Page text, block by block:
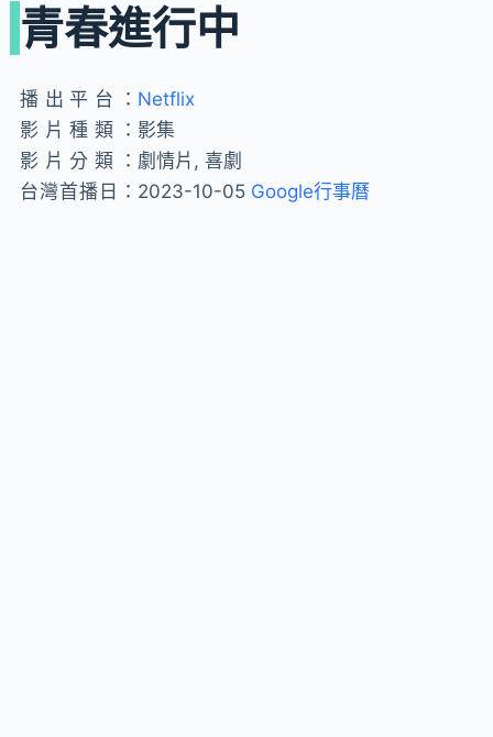
青春進行中
播出平台： Netflix
影片種類： 影集
影片分類： 劇情片, 喜劇
台灣首播日： 2023-10-05 Google行事曆